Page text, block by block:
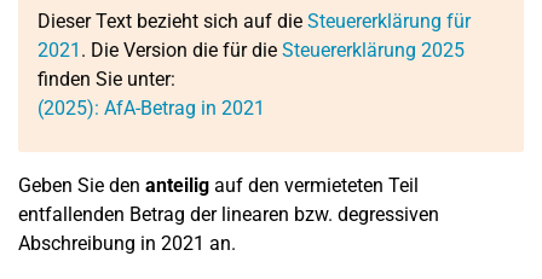
Dieser Text bezieht sich auf die Steuererklärung für
2021 . Die Version die für die Steuererklärung 2025
finden Sie unter:
(2025): AfA-Betrag in 2021
Geben Sie den anteilig auf den vermieteten Teil
entfallenden Betrag der linearen bzw. degressiven
Abschreibung in 2021 an.